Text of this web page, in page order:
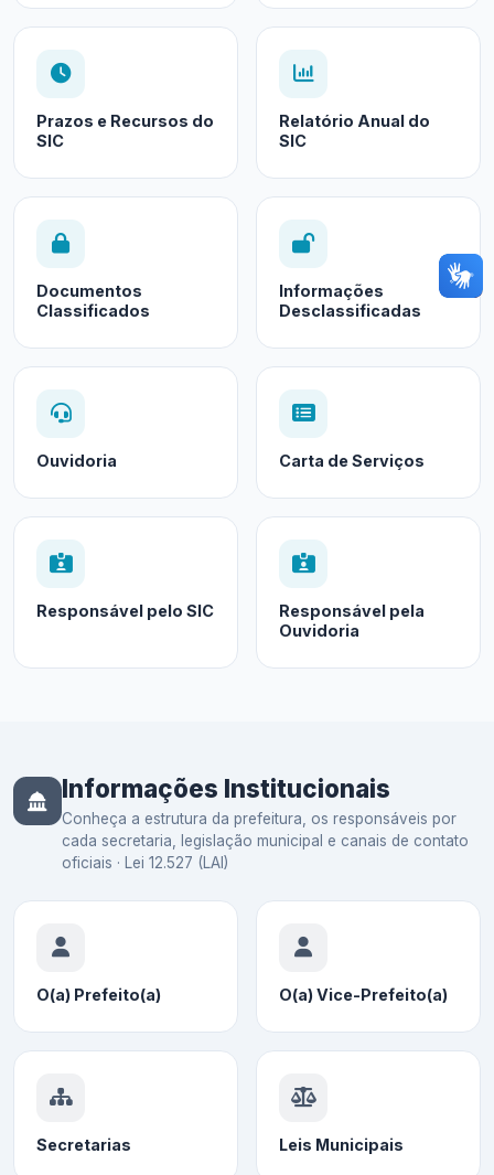
Prazos e Recursos do
SIC
Relatório Anual do
SIC
Documentos
Classificados
Informações
Desclassificadas
Ouvidoria Carta de Serviços
Responsável pelo SIC
Responsável pela
Ouvidoria
Informações Institucionais
Conheça a estrutura da prefeitura, os responsáveis por
cada secretaria, legislação municipal e canais de contato
oficiais · Lei 12.527 (LAI)
O(a) Prefeito(a) O(a) Vice-Prefeito(a)
Secretarias Leis Municipais